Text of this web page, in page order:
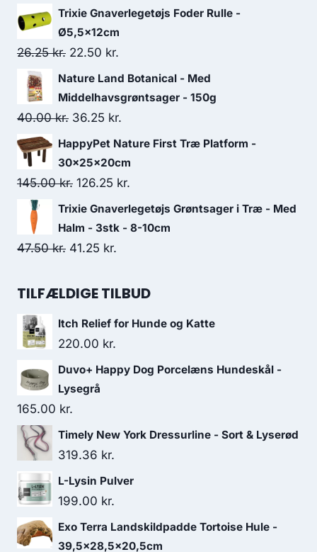
oprindelige
pris
var:
17.00 kr..
aktuelle
pris
er:
16.15 kr..
Trixie Gnaverlegetøjs Foder Rulle -
Ø5,5x12cm
26.25kr. Den
oprindelige
pris
var:
26.25 kr..
22.50 kr.
aktuelle
pris
er:
22.50 kr..
Nature Land Botanical - Med
Middelhavsgrøntsager - 150g
40.00kr. Den
oprindelige
pris
var:
40.00 kr..
36.25 kr.
aktuelle
pris
er:
36.25 kr..
HappyPet Nature First Træ Platform -
30x25x20cm
145.00kr. Den
oprindelige
pris
var:
126.25 kr.
aktuelle
pris
Trixie Gnaverlegetøjs Grøntsager i Træ - Med
Halm - 3stk - 8-10cm
47.50kr. Den
pris
47.50 kr..
41.25 kr.
pris
41.25 kr..
TILFÆLDIGE TILBUD
Itch Relief for Hunde og Katte
220.00 kr.
Duvo+ Happy Dog Porcelæns Hundeskål -
Lysegrå
165.00 kr.
Timely New York Dressurline - Sort & Lyserød
319.36 kr.
L-Lysin Pulver
199.00 kr.
Exo Terra Landskildpadde Tortoise Hule -
39,5x28,5x20,5cm